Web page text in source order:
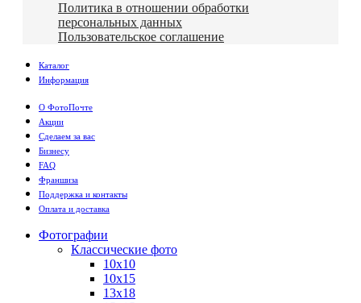
Политика в отношении обработки
персональных данных
Пользовательское соглашение
Каталог
Информация
О ФотоПочте
Акции
Сделаем за вас
Бизнесу
FAQ
Франшиза
Поддержка и контакты
Оплата и доставка
Фотографии
Классические фото
10х10
10х15
13х18